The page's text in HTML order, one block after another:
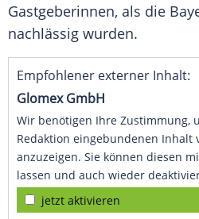
Gastgeberinnen, als die
nachlässig wurden.
Empfohlener externer Inhalt:
Glomex GmbH
Wir benötigen Ihre Zustimmung,
Redaktion eingebundenen Inhalt
anzuzeigen. Sie können diesen
lassen und auch wieder
jetzt aktivieren